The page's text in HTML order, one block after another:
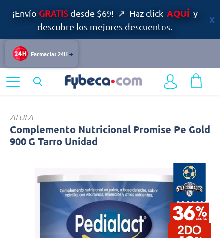
¡Envío GRATISdesde $69! ↗ Haz click AQUÍ y
descubre los mejores descuentos.
Farmacias 24H
Infantil y Maternidad Complemento
ALULA
Complemento Nutricional Promise Pe Gold
900 G Tarro Unidad